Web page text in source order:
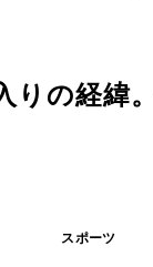
りの経緯
スポーツ